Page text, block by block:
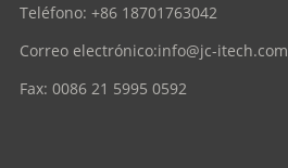
Teléfono: +86 18701763042
Correo electrónico:info@jc-itech.com
Fax: 0086 21 5995 0592